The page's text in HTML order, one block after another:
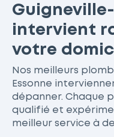
intervient
votre
Nos meilleurs
Essonne
dépanner. Chaque
qualifié et
meilleur service à